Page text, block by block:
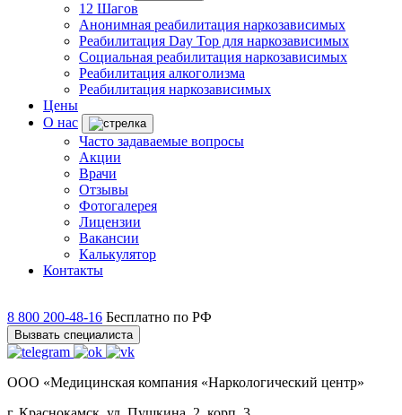
12 Шагов
Анонимная реабилитация наркозависимых
Реабилитация Day Top для наркозависимых
Социальная реабилитация наркозависимых
Реабилитация алкоголизма
Реабилитация наркозависимых
Цены
О нас
Часто задаваемые вопросы
Акции
Врачи
Отзывы
Фотогалерея
Лицензии
Вакансии
Калькулятор
Контакты
8 800 200-48-16 Бесплатно по РФ
Вызвать специалиста
ООО «Медицинская компания «Наркологический центр»